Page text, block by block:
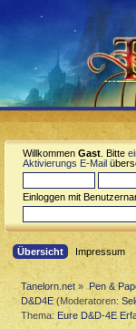
Willkommen Gast . Bitte
Aktivierungs E-Mail
Einloggen mit
Übersicht Impressum
Tanelorn.net » Pen &
D&D4E(Moderatoren:
Thema:Eure D&D-4E